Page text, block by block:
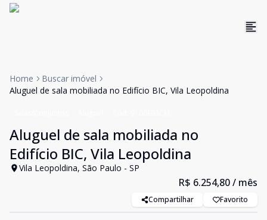
Home
Buscar imóvel
Aluguel de sala mobiliada no Edifício BIC, Vila Leopoldina
Aluguel de sala mobiliada no
Edifício BIC, Vila Leopoldina
Vila Leopoldina, São Paulo - SP
R$ 6.254,80/ mês
Compartilhar Favorito